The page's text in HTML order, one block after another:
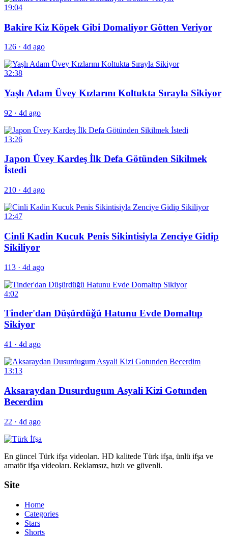
19:04
Bakire Kiz Köpek Gibi Domaliyor Götten Veriyor
126 · 4d ago
32:38
Yaşlı Adam Üvey Kızlarını Koltukta Sırayla Sikiyor
92 · 4d ago
13:26
Japon Üvey Kardeş İlk Defa Götünden Sikilmek
İstedi
210 · 4d ago
12:47
Cinli Kadin Kucuk Penis Sikintisiyla Zenciye Gidip
Sikiliyor
113 · 4d ago
4:02
Tinder'dan Düşürdüğü Hatunu Evde Domaltıp
Sikiyor
41 · 4d ago
13:13
Aksaraydan Dusurdugum Asyali Kizi Gotunden
Becerdim
22 · 4d ago
En güncel Türk ifşa videoları. HD kalitede Türk ifşa, ünlü ifşa ve
amatör ifşa videoları. Reklamsız, hızlı ve güvenli.
Site
Home
Categories
Stars
Shorts